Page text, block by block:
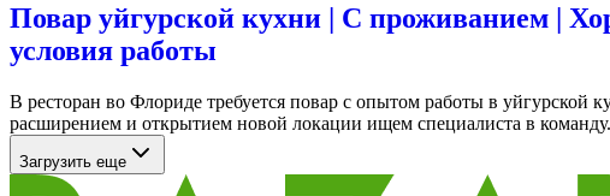
Повар уйгурской кухни | С проживанием |
условия работы
В ресторан во Флориде требуется повар с опытом работы в уйгурской
расширением и открытием новой локации ищем специалиста в
Загрузить еще